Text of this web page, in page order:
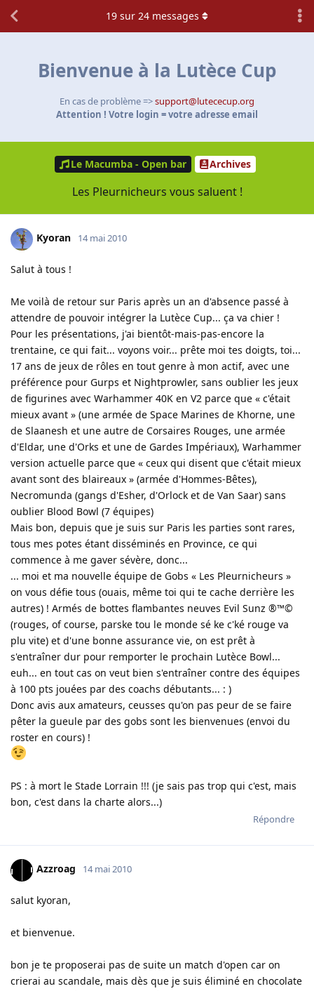
Bienvenue à la Lutèce Cup
En cas de problème =>support@lutececup.org
Attention ! Votre login = votre adresse email
Le Macumba - Open bar Archives
Les Pleurnicheurs vous saluent !
19 sur 24 messages
Kyoran 14 mai 2010
Salut à tous !
Me voilà de retour sur Paris après un an d'absence passé à
attendre de pouvoir intégrer la Lutèce Cup... ça va chier !
Pour les présentations, j'ai bientôt-mais-pas-encore la
trentaine, ce qui fait... voyons voir... prête moi tes doigts, toi...
17 ans de jeux de rôles en tout genre à mon actif, avec une
préférence pour Gurps et Nightprowler, sans oublier les jeux
de figurines avec Warhammer 40K en V2 parce que « c'était
mieux avant » (une armée de Space Marines de Khorne, une
de Slaanesh et une autre de Corsaires Rouges, une armée
d'Eldar, une d'Orks et une de Gardes Impériaux), Warhammer
version actuelle parce que « ceux qui disent que c'était mieux
avant sont des blaireaux » (armée d'Hommes-Bêtes),
Necromunda (gangs d'Esher, d'Orlock et de Van Saar) sans
oublier Blood Bowl (7 équipes)
Mais bon, depuis que je suis sur Paris les parties sont rares,
tous mes potes étant disséminés en Province, ce qui
commence à me gaver sévère, donc...
... moi et ma nouvelle équipe de Gobs « Les Pleurnicheurs »
on vous défie tous (ouais, même toi qui te cache derrière les
autres) ! Armés de bottes flambantes neuves Evil Sunz ®™©
(rouges, of course, parske tou le monde sé ke c'ké rouge va
plu vite) et d'une bonne assurance vie, on est prêt à
s'entraîner dur pour remporter le prochain Lutèce Bowl...
euh... en tout cas on veut bien s'entraîner contre des équipes
à 100 pts jouées par des coachs débutants... : )
Donc avis aux amateurs, ceusses qu'on pas peur de se faire
pêter la gueule par des gobs sont les bienvenues (envoi du
roster en cours) !
PS : à mort le Stade Lorrain !!! (je sais pas trop qui c'est, mais
bon, c'est dans la charte alors...)
Répondre
Azzroag 14 mai 2010
salut kyoran,
et bienvenue.
bon je te proposerai pas de suite un match d'open car on
crierai au scandale, mais dès que je suis éliminé en chocolate